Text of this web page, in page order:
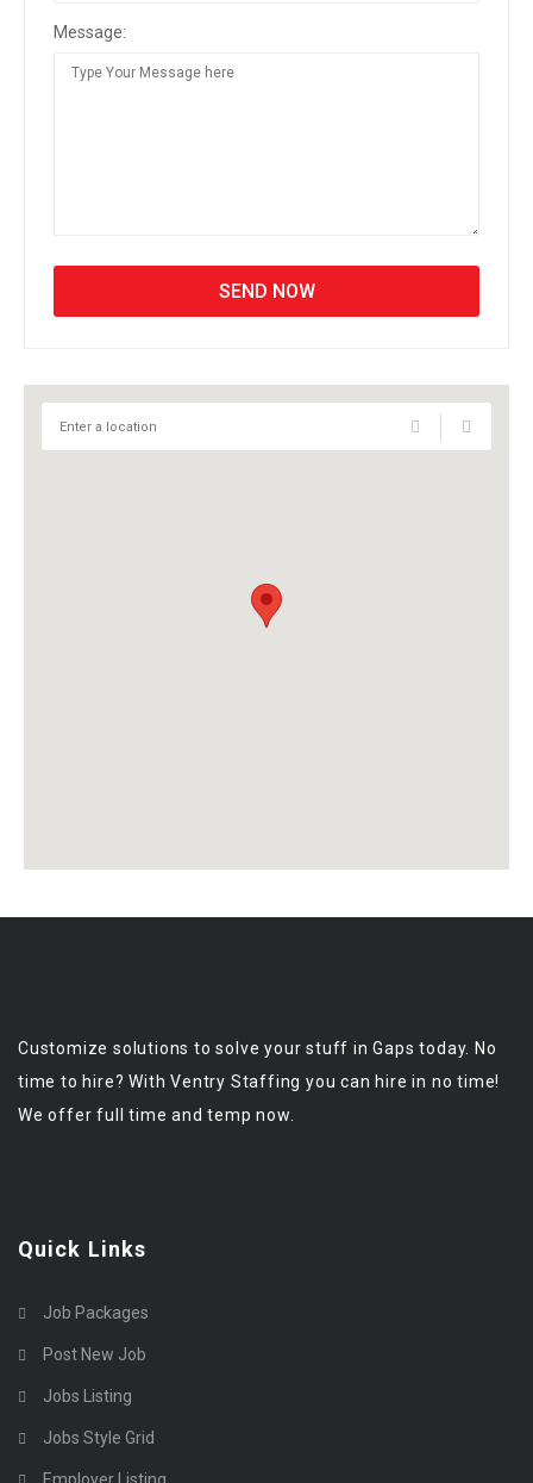
Message:
Customize solutions to solve your stuff in Gaps today. No
time to hire? With Ventry Staffing you can hire in no time!
We offer full time and temp now.
Quick Links
Job Packages
Post New Job
Jobs Listing
Jobs Style Grid